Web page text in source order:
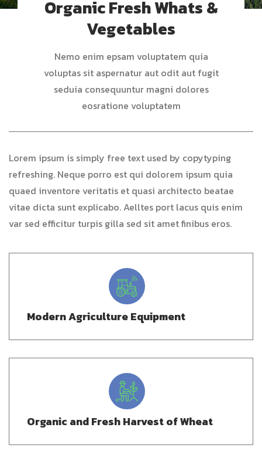
Organic Fresh Whats &
Vegetables
Nemo enim epsam voluptatem quia
voluptas sit aspernatur aut odit aut fugit
seduia consequuntur magni dolores
eosratione voluptatem
Lorem ipsum is simply free text used by copytyping
refreshing. Neque porro est qui dolorem ipsum quia
quaed inventore veritatis et quasi architecto beatae
vitae dicta sunt explicabo. Aelltes port lacus quis enim
var sed efficitur turpis gilla sed sit amet finibus eros.
Modern Agriculture Equipment
Organic and Fresh Harvest of Wheat